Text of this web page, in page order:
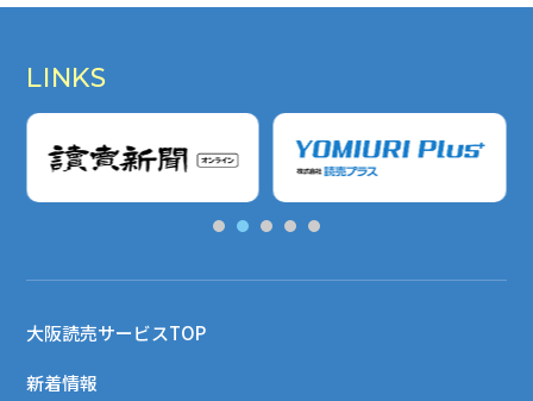
LINKS
大阪読売サービスTOP
新着情報